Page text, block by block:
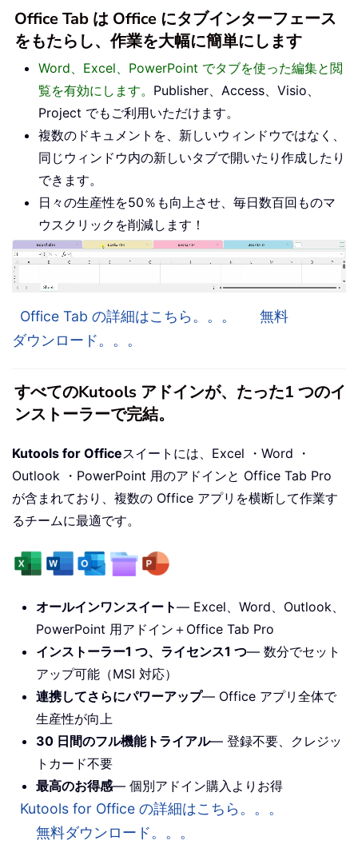
Office Tab は Office にタブインターフェース
をもたらし、作業を大幅に簡単にします
Word、Excel、PowerPoint でタブを使った編集と閲
覧を有効にします。 Publisher、Access、Visio、
Project でもご利用いただけます。
複数のドキュメントを、新しいウィンドウではなく、
同じウィンドウ内の新しいタブで開いたり作成したり
できます。
日々の生産性を50％も向上させ、毎日数百回ものマ
ウスクリックを削減します！
Office Tab の詳細はこちら。。。
無料
ダウンロード。。。
すべてのKutools アドインが、たった1 つのイ
ンストーラーで完結。
Kutools for Officeスイートには、Excel ・Word ・
Outlook ・PowerPoint 用のアドインと Office Tab Pro
が含まれており、複数の Office アプリを横断して作業す
るチームに最適です。
オールインワンスイート— Excel、Word、Outlook、
PowerPoint 用アドイン＋Office Tab Pro
インストーラー1 つ、ライセンス1 つ— 数分でセット
アップ可能（MSI 対応）
連携してさらにパワーアップ— Office アプリ全体で
生産性が向上
30 日間のフル機能トライアル— 登録不要、クレジッ
トカード不要
最高のお得感— 個別アドイン購入よりお得
Kutools for Office の詳細はこちら。。。
無料ダウンロード。。。